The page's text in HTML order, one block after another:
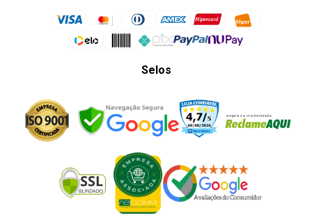
Selos